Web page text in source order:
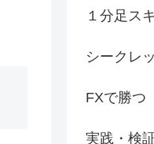
１分足ス
シークレ
FXで勝つ
実践・検